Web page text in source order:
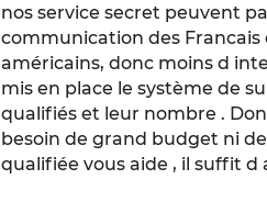
nos service secret peuvent
communication des
américains, donc moins d
mis en place le système de
qualifiés et leur nombre .
besoin de grand budget ni
qualifiée vous aide , il suffit d